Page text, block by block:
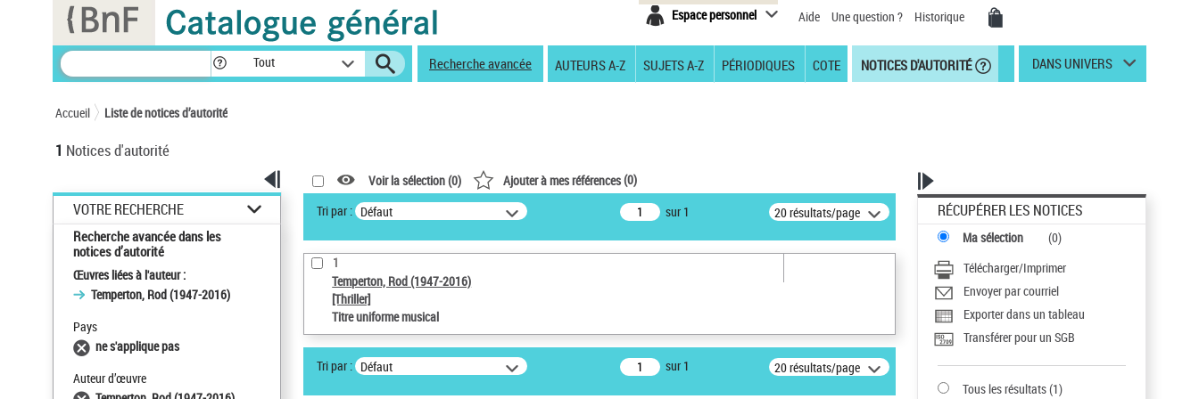
Espace personnel Aide Une question ? Historique
Tout Recherche avancée AUTEURS A-Z SUJETS A-Z PÉRIODIQUES COTE NOTICES D'AUTORITÉ DANS UNIVERS
Accueil Liste de notices d’autorité
1 Notices d'autorité
VOTRE RECHERCHE
Recherche avancée dans les
notices d’autorité
Œuvres liées à l'auteur :
Temperton, Rod (1947-2016)
Pays
ne s'applique pas
Auteur d’œuvre
Voir la sélection (0) Ajouter à mes références(0)
Tri par : Défaut sur 1 20 résultats/page
1
Temperton, Rod (1947-2016)
[Thriller]
Titre uniforme musical
Tri par : Défaut sur 1 20 résultats/page
RÉCUPÉRER LES NOTICES
Ma sélection (0)
Télécharger/Imprimer
Envoyer par courriel
Exporter dans un tableau
Transférer pour un SGB
Tous les résultats(1)
Panneau de gestion des cookies